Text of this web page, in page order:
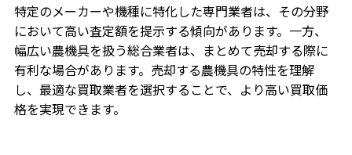
特定のメーカーや機種に特化した専門業者は、その分野
において高い査定額を提示する傾向があります。一方、
幅広い農機具を扱う総合業者は、まとめて売却する際に
有利な場合があります。売却する農機具の特性を理解
し、最適な買取業者を選択することで、より高い買取価
格を実現できます。